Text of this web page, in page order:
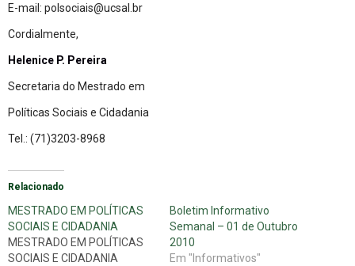
E-mail: polsociais@ucsal.br
Cordialmente,
Helenice P. Pereira
Secretaria do Mestrado em
Políticas Sociais e Cidadania
Tel.: (71)3203-8968
Relacionado
MESTRADO EM POLÍTICAS
SOCIAIS E CIDADANIA
MESTRADO EM POLÍTICAS
SOCIAIS E CIDADANIA
Boletim Informativo
Semanal – 01 de Outubro
2010
Em "Informativos"